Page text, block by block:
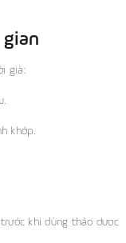
già:
khớp.
khi dùng thảo dược